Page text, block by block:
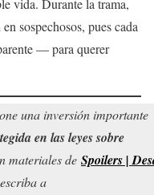
vida. Durante la trama,
sospechosos, pues cada
— para querer
una inversión importante
en las leyes sobre
materiales de Spoilers |
a